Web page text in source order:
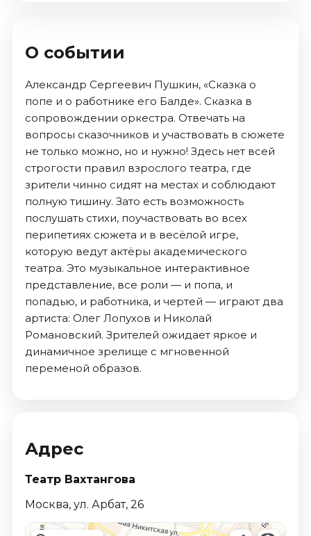
Август 2026
Декабрь 2026
Январь 2027
Площадки
О событии
Александр Сергеевич Пушкин, «Сказка о
попе и о работнике его Балде». Сказка в
сопровождении оркестра. Отвечать на
вопросы сказочников и участвовать в сюжете
не только можно, но и нужно! Здесь нет всей
строгости правил взрослого театра, где
зрители чинно сидят на местах и соблюдают
полную тишину. Зато есть возможность
послушать стихи, поучаствовать во всех
перипетиях сюжета и в весёлой игре,
которую ведут актёры академического
театра. Это музыкальное интерактивное
представление, все роли — и попа, и
попадью, и работника, и чертей — играют два
артиста: Олег Лопухов и Николай
Романовский. Зрителей ожидает яркое и
динамичное зрелище с мгновенной
переменой образов.
Адрес
Театр Вахтангова
Москва, ул. Арбат, 26